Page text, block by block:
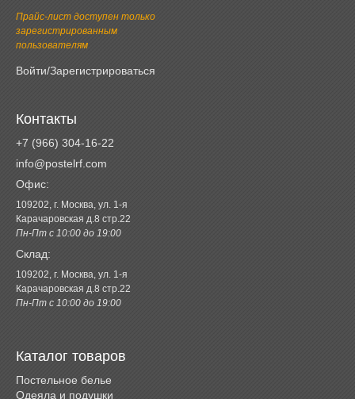
Прайс-лист доступен только
зарегистрированным
пользователям
Войти/Зарегистрироваться
Контакты
+7 (966) 304-16-22
info@postelrf.com
Офис:
109202, г. Москва, ул. 1-я
Карачаровская д.8 стр.22
Пн-Пт с 10:00 до 19:00
Склад:
109202, г. Москва, ул. 1-я
Карачаровская д.8 стр.22
Пн-Пт с 10:00 до 19:00
Каталог товаров
Постельное белье
Одеяла и подушки